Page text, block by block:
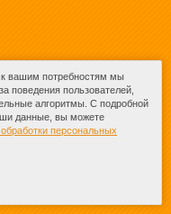
к вашим потребностям мы
поведения пользователей,
алгоритмы. С подробной
данные, вы можете
персональных